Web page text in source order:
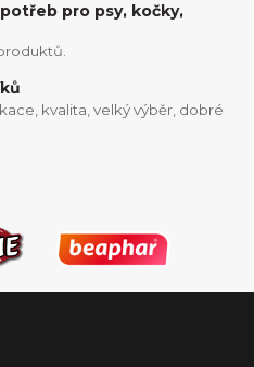
pro psy, kočky,
kvalita, velký výběr, dobré